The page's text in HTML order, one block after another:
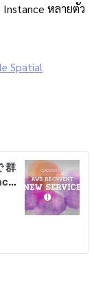
Instance หลายตัว
Spatial